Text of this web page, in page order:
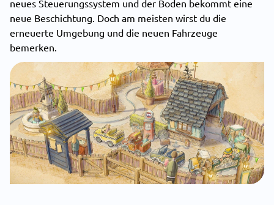
neues Steuerungssystem und der Boden bekommt eine
neue Beschichtung. Doch am meisten wirst du die
erneuerte Umgebung und die neuen Fahrzeuge
bemerken.